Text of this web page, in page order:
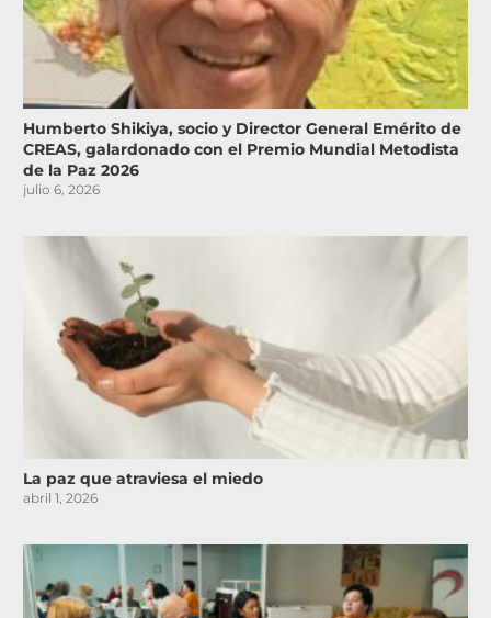
Humberto Shikiya, socio y Director General Emérito de
CREAS, galardonado con el Premio Mundial Metodista
de la Paz 2026
julio 6, 2026
La paz que atraviesa el miedo
abril 1, 2026